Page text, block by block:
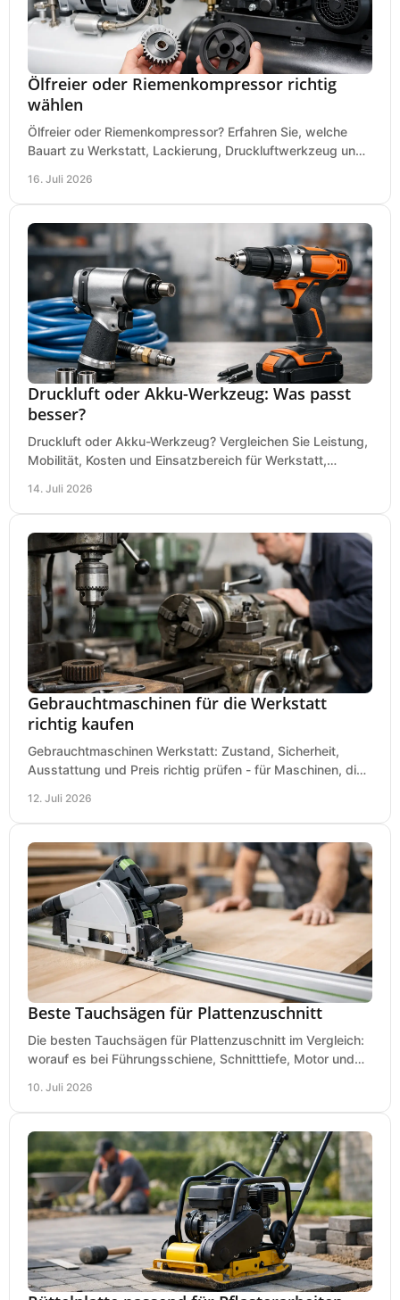
Ölfreier oder Riemenkompressor richtig
wählen
Ölfreier oder Riemenkompressor? Erfahren Sie, welche
Bauart zu Werkstatt, Lackierung, Druckluftwerkzeug und
16. Juli 2026
Druckluft oder Akku-Werkzeug: Was passt
besser?
Druckluft oder Akku-Werkzeug? Vergleichen Sie Leistung,
Mobilität, Kosten und Einsatzbereich für Werkstatt,
14. Juli 2026
Gebrauchtmaschinen für die Werkstatt
richtig kaufen
Gebrauchtmaschinen Werkstatt: Zustand, Sicherheit,
Ausstattung und Preis richtig prüfen - für Maschinen, die
12. Juli 2026
Beste Tauchsägen für Plattenzuschnitt
Die besten Tauchsägen für Plattenzuschnitt im Vergleich:
worauf es bei Führungsschiene, Schnitttiefe, Motor und
10. Juli 2026